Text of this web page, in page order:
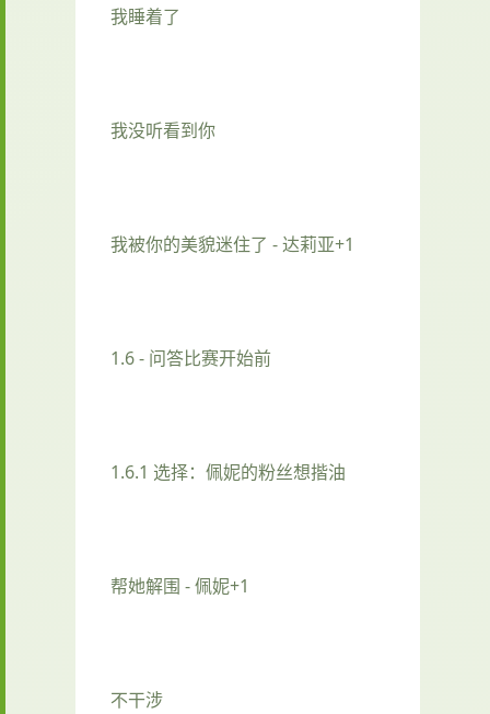
我睡着了
我没听看到你
我被你的美貌迷住了 - 达莉亚+1
1.6 - 问答比赛开始前
1.6.1 选择：佩妮的粉丝想揩油
帮她解围 - 佩妮+1
不干涉